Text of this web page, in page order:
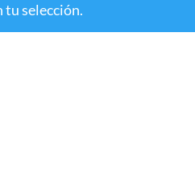
tu selección.